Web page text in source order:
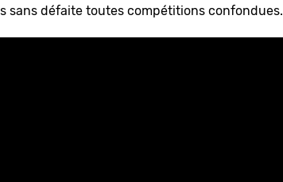
sans défaite toutes compétitions confondues.